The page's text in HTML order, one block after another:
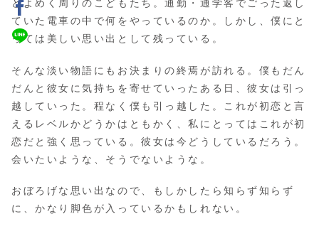
どよめく周りのこどもたち。通勤・通学客でごった返し
ていた電車の中で何をやっているのか。しかし、僕にと
っては美しい思い出として残っている。
そんな淡い物語にもお決まりの終焉が訪れる。僕もだん
だんと彼女に気持ちを寄せていったある日、彼女は引っ
越していった。程なく僕も引っ越した。これが初恋と言
えるレベルかどうかはともかく、私にとってはこれが初
恋だと強く思っている。彼女は今どうしているだろう。
会いたいような、そうでないような。
おぼろげな思い出なので、もしかしたら知らず知らず
に、かなり脚色が入っているかもしれない。